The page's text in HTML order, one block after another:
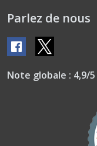
Parlez de nous
Note globale : 4,9/5